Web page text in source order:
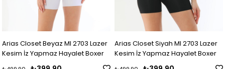
Arias Closet Beyaz MI 2703 Lazer
Kesim İz Yapmaz Hayalet Boxer
Arias Closet Siyah MI 2703 Lazer
Kesim İz Yapmaz Hayalet Boxer